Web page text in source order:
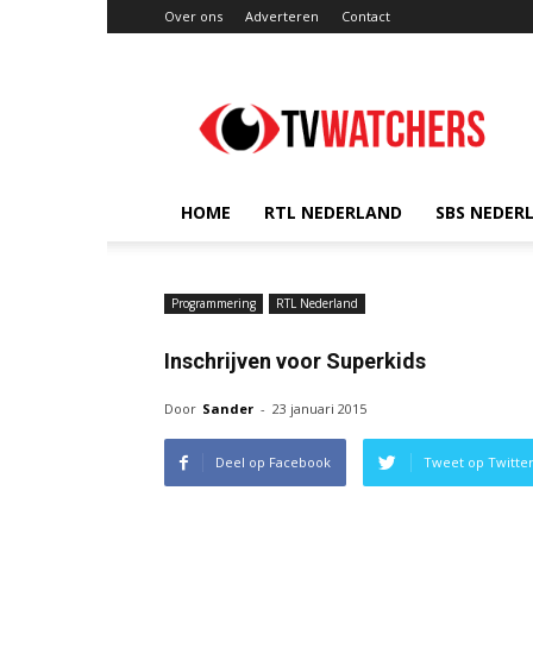
Over ons Adverteren Contact
HOME RTL NEDERLAND SBS
Programmering RTL Nederland
Inschrijven voor Superkids
Door Sander - 23 januari 2015
Deel op Facebook Tweet op Twitter